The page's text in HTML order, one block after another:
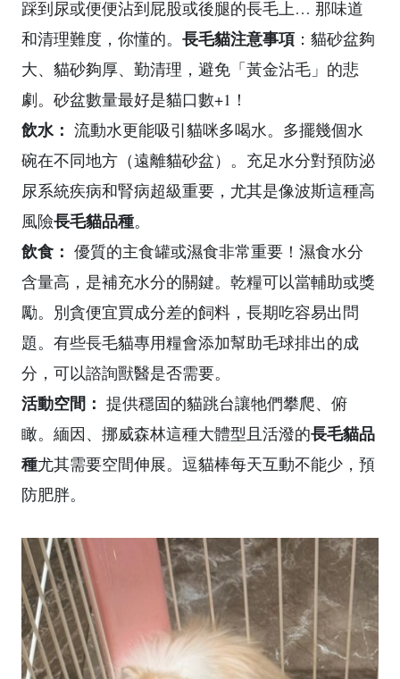
踩到尿或便便沾到屁股或後腿的長毛上… 那味道
和清理難度，你懂的。 長毛貓注意事項 ：貓砂盆夠
大、貓砂夠厚、勤清理，避免「黃金沾毛」的悲
劇。砂盆數量最好是貓口數+1！
飲水： 流動水更能吸引貓咪多喝水。多擺幾個水
碗在不同地方（遠離貓砂盆）。充足水分對預防泌
尿系統疾病和腎病超級重要，尤其是像波斯這種高
風險長毛貓品種。
飲食： 優質的主食罐或濕食非常重要！濕食水分
含量高，是補充水分的關鍵。乾糧可以當輔助或獎
勵。別貪便宜買成分差的飼料，長期吃容易出問
題。有些長毛貓專用糧會添加幫助毛球排出的成
分，可以諮詢獸醫是否需要。
活動空間： 提供穩固的貓跳台讓牠們攀爬、俯
瞰。緬因、挪威森林這種大體型且活潑的長毛貓品
種尤其需要空間伸展。逗貓棒每天互動不能少，預
防肥胖。